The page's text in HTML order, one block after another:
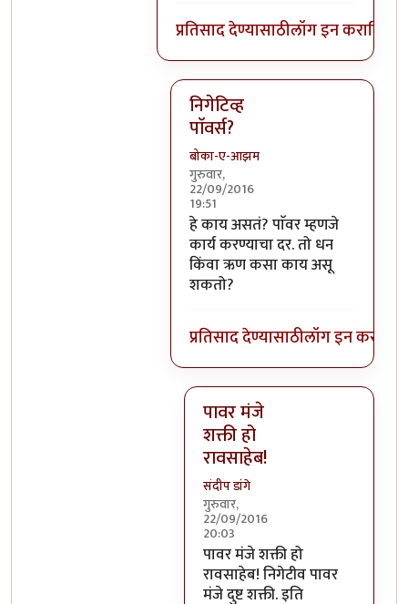
प्रतिसाद देण्यासाठीलॉग इन कराकिंवा
निगेटिव्ह
पाॅवर्स?
बोका-ए-आझम
गुरुवार,
22/09/2016
19:51
In reply toआजच्या भाषेत सांगायचं
हे काय असतं? पाॅवर म्हणजे
कार्य करण्याचा दर. तो धन
किंवा ऋण कसा काय असू
शकतो?
प्रतिसाद देण्यासाठीलॉग इन करा
पावर मंजे
शक्ती हो
रावसाहेब!
संदीप डांगे
गुरुवार,
22/09/2016
20:03
In reply toनिगेटिव्ह पाॅवर्स?
पावर मंजे शक्ती हो
रावसाहेब! निगेटीव पावर
मंजे दुष्ट शक्ती. इति